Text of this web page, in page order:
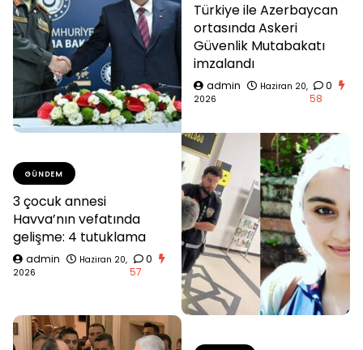
Türkiye ile Azerbaycan
ortasında Askeri
Güvenlik Mutabakatı
imzalandı
admin
Haziran 20,
2026
0
58
GÜNDEM
3 çocuk annesi
Havva’nın vefatında
gelişme: 4 tutuklama
admin
Haziran 20,
2026
0
57